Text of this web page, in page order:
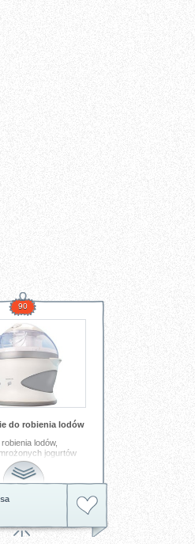
90
do robienia lodów
lodów,
jogurtów
domu !!!